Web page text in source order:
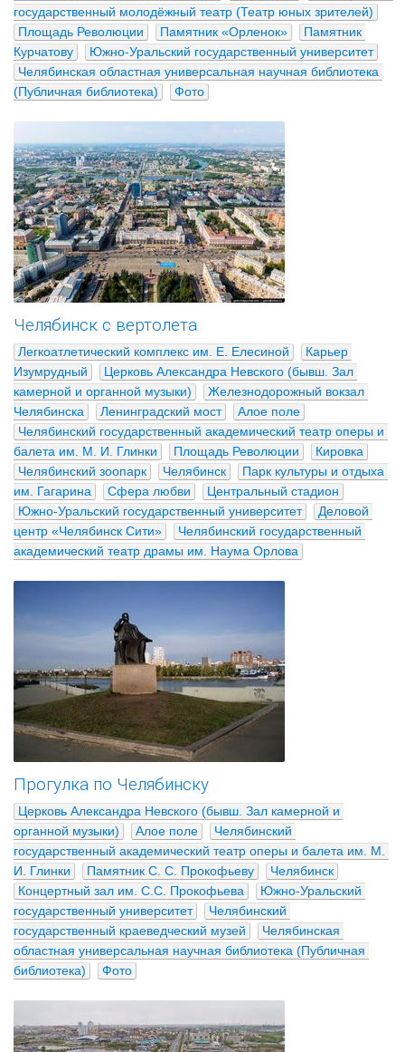
государственный молодёжный театр (Театр юных зрителей)
Площадь Революции
Памятник «Орленок»
Памятник
Курчатову
Южно-Уральский государственный университет
Челябинская областная универсальная научная библиотека
(Публичная библиотека)
Фото
Челябинск с вертолета
Легкоатлетический комплекс им. Е. Елесиной
Карьер
Изумрудный
Церковь Александра Невского (бывш. Зал
камерной и органной музыки)
Железнодорожный вокзал
Челябинска
Ленинградский мост
Алое поле
Челябинский государственный академический театр оперы и
балета им. М. И. Глинки
Площадь Революции
Кировка
Челябинский зоопарк
Челябинск
Парк культуры и отдыха
им. Гагарина
Сфера любви
Центральный стадион
Южно-Уральский государственный университет
Деловой
центр «Челябинск Сити»
Челябинский государственный
академический театр драмы им. Наума Орлова
Прогулка по Челябинску
Церковь Александра Невского (бывш. Зал камерной и
органной музыки)
Алое поле
Челябинский
государственный академический театр оперы и балета им. М.
И. Глинки
Памятник С. С. Прокофьеву
Челябинск
Концертный зал им. С.С. Прокофьева
Южно-Уральский
государственный университет
Челябинский
государственный краеведческий музей
Челябинская
областная универсальная научная библиотека (Публичная
библиотека)
Фото